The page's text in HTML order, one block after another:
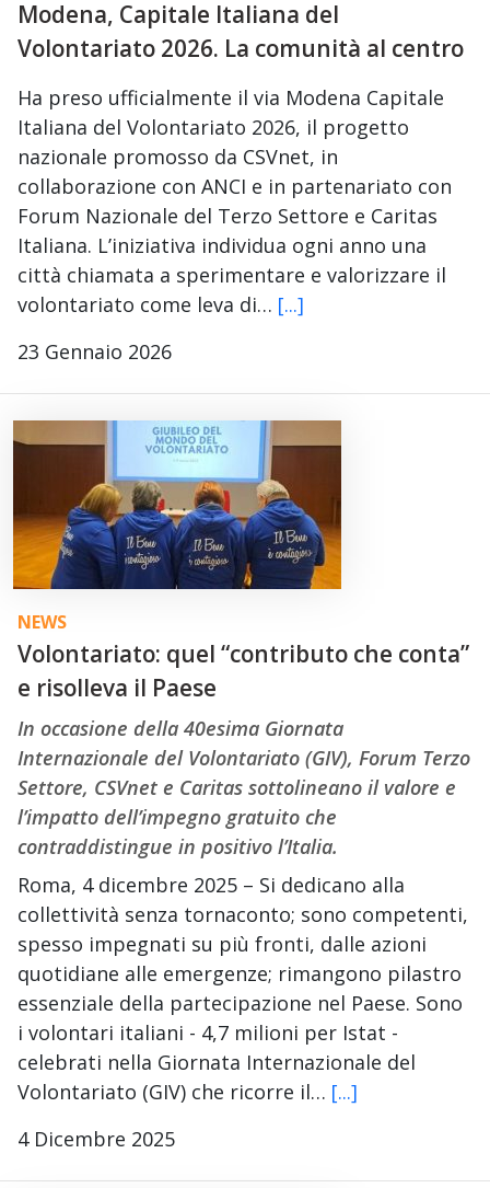
Modena, Capitale Italiana del
Volontariato 2026. La comunità al centro
Ha preso ufficialmente il via Modena Capitale
Italiana del Volontariato 2026, il progetto
nazionale promosso da CSVnet, in
collaborazione con ANCI e in partenariato con
Forum Nazionale del Terzo Settore e Caritas
Italiana. L’iniziativa individua ogni anno una
città chiamata a sperimentare e valorizzare il
volontariato come leva di… [...]
23 Gennaio 2026
NEWS
Volontariato: quel “contributo che conta”
e risolleva il Paese
In occasione della 40esima Giornata
Internazionale del Volontariato (GIV), Forum Terzo
Settore, CSVnet e Caritas sottolineano il valore e
l’impatto dell’impegno gratuito che
contraddistingue in positivo l’Italia.
Roma, 4 dicembre 2025 – Si dedicano alla
collettività senza tornaconto; sono competenti,
spesso impegnati su più fronti, dalle azioni
quotidiane alle emergenze; rimangono pilastro
essenziale della partecipazione nel Paese. Sono
i volontari italiani - 4,7 milioni per Istat -
celebrati nella Giornata Internazionale del
Volontariato (GIV) che ricorre il… [...]
4 Dicembre 2025